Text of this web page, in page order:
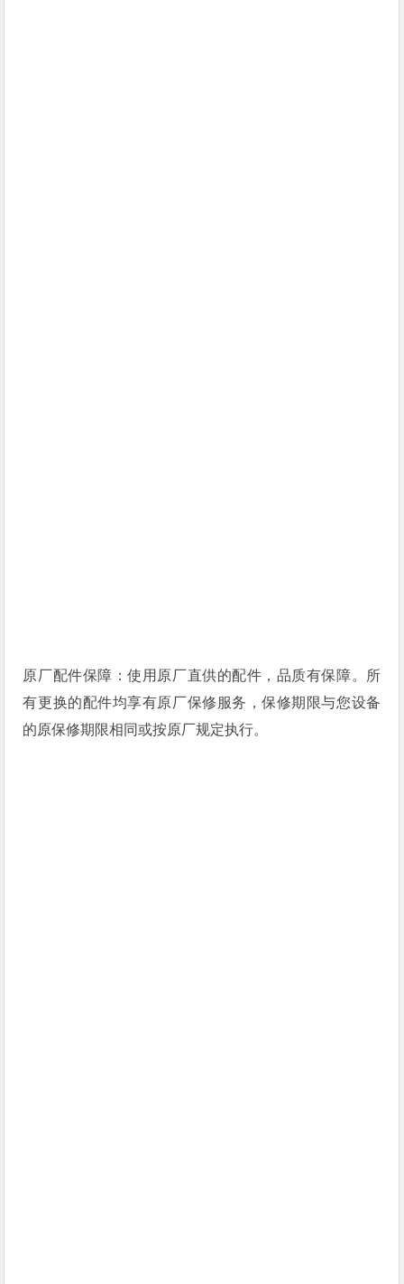
原厂配件保障：使用原厂直供的配件，品质有保障。所
有更换的配件均享有原厂保修服务，保修期限与您设备
的原保修期限相同或按原厂规定执行。